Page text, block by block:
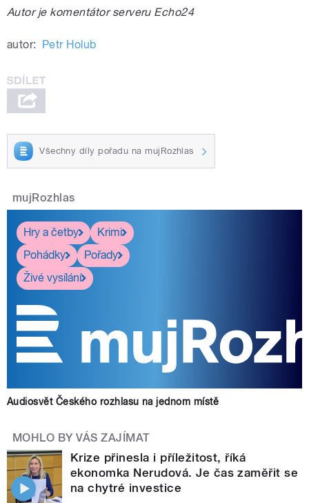
Autor je komentátor serveru Echo24
autor: Petr Holub
Všechny díly pořadu na mujRozhlas
mujRozhlas
Hry a četby
Krimi
Pohádky
Pořady
Živé vysílání
Audiosvět Českého rozhlasu na jednom místě
MOHLO BY VÁS ZAJÍMAT
Krize přinesla i příležitost, říká
ekonomka Nerudová. Je čas zaměřit se
na chytré investice